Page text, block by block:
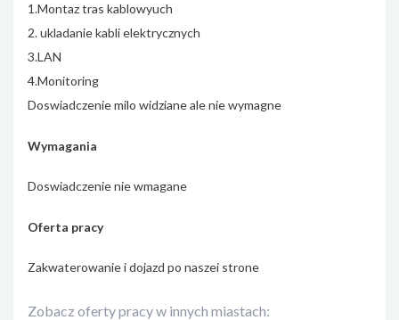
1.Montaz tras kablowyuch
2. ukladanie kabli elektrycznych
3.LAN
4.Monitoring
Doswiadczenie milo widziane ale nie wymagne
Wymagania
Doswiadczenie nie wmagane
Oferta pracy
Zakwaterowanie i dojazd po naszei strone
Zobacz oferty pracy w innych miastach: